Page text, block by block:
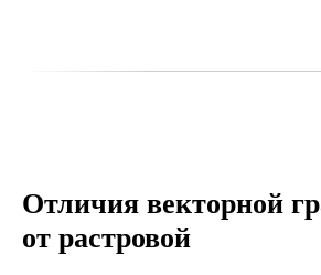
Отличия векторной
от растровой